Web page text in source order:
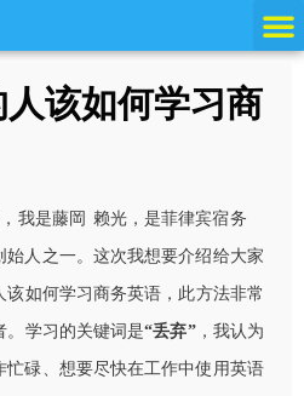
该如何学习商
我是藤岡 赖光，是菲律宾宿务
始人之一。这次我想要介绍给大家
该如何学习商务英语，此方法非常
。学习的关键词是“丢弃”，我认为
碌、想要尽快在工作中使用英语